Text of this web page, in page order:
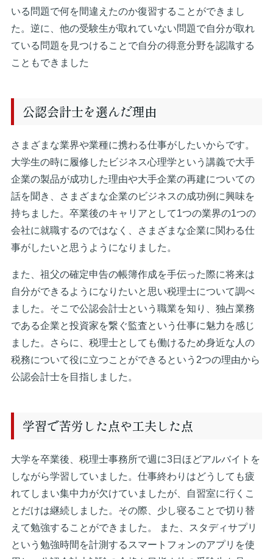
いる問題で何を間違えたのか復習することができまし
た。逆に、他の受験生が取れていない問題で自分が取れ
ている問題を見つけることで自分の得意分野を認識する
こともできました
公認会計士を選んだ理由
さまざまな業界や業種に携わる仕事がしたいからです。
大学生の時に履修したビジネス心理学という講義で大手
企業の製品が成功した理由や大手企業の再建についての
話を聞き、さまざまな企業のビジネスの成功例に興味を
持ちました。卒業後のキャリアとして1つの業界の1つの
会社に就職するのではなく、さまざまな企業に関わる仕
事がしたいと思うようになりました。
また、祖父の確定申告の帳簿作成を手伝った際に将来は
自分ができるようになりたいと思い税理士について調べ
ました。そこで公認会計士という職業を知り、独占業務
である企業と投資家を繋ぐ監査という仕事に魅力を感じ
ました。さらに、税理士としても働けるため身近な人の
税務について役に立つことができるという2つの理由から
公認会計士を目指しました。
学習で苦労した点や工夫した点
大学を卒業後、税理士事務所で週に3日ほどアルバイトを
しながら学習していました。仕事終わりはどうしても疲
れてしまい集中力が欠けていましたが、自習室に行くこ
とだけは継続しました。その際、少し寝ることで切り替
えて勉強することができました。 また、スタディサプリ
という勉強時間を計測するスマートフォンのアプリを使